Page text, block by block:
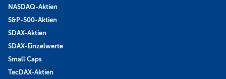
NASDAQ-Aktien
S&P-500-Aktien
SDAX-Aktien
SDAX-Einzelwerte
Small Caps
TecDAX-Aktien